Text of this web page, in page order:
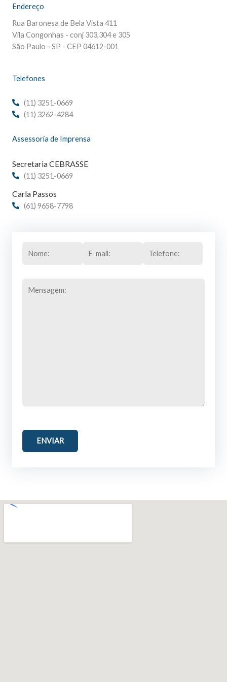
Endereço
Rua Baronesa de Bela Vista 411
Vila Congonhas - conj 303,304 e 305
São Paulo - SP - CEP 04612-001
Telefones
(11) 3251-0669
(11) 3262-4284
Assessoria de Imprensa
Secretaria CEBRASSE
(11) 3251-0669
Carla Passos
(61) 9658-7798